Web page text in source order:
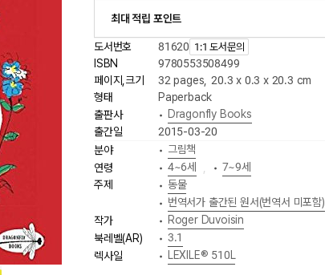
최대 적립 포인트
도서번호 81620 1:1 도서문의
ISBN
9780553508499
페이지,크기
32 pages 20.3 x 0.3 x 20.3 cm
형태
Paperback
출판사
• Dragonfly Books
출간일
2015-03-20
분야
• 그림책
연령
• 4~6세 • 7~9세
주제
• 동물
• 번역서가 출간된 원서(번역서 미포함)
작가
• Roger Duvoisin
북레벨(AR)
• 3.1
렉사일
• LEXILE® 510L